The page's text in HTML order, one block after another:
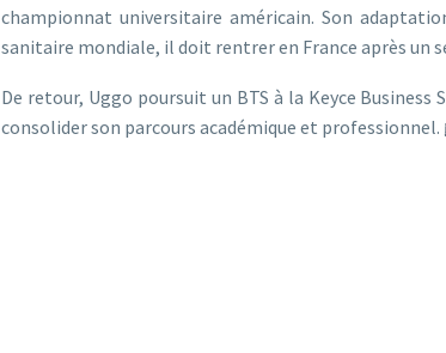
championnat universitaire américain. Son
sanitaire mondiale, il doit rentrer en France après un
De retour, Uggo poursuit un BTS à la Keyce
consolider son parcours académique et professionnel.